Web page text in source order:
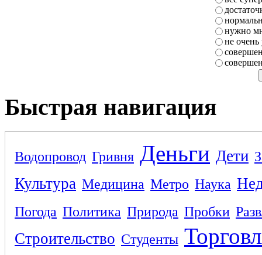
нужно
не очень
Быстрая навигация
Водопровод Гривня Деньги Дети
Культура Медицина Метро Наука
Погода Политика Природа Пробки
Строительство Студенты